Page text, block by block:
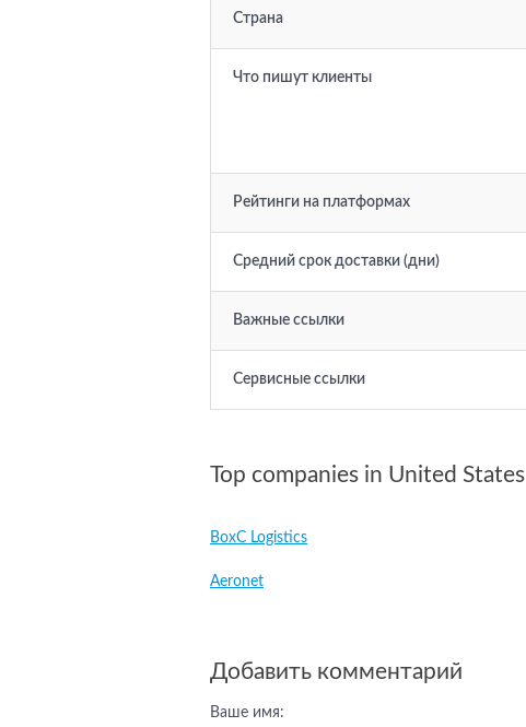
Страна
Что пишут клиенты
Рейтинги на платформах
Средний срок доставки (дни)
Важные ссылки
Сервисные ссылки
Top companies in United States
BoxC Logistics
Aeronet
Добавить комментарий
Ваше имя: